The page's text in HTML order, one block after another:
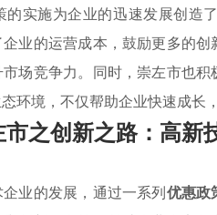
的实施为企业的迅速发展创造
业的运营成本，鼓励更多的
场竞争力。同时，崇左市也
环境，不仅帮助企业快速成长
市之创新之路：高新
业的发展，通过一系列优惠政